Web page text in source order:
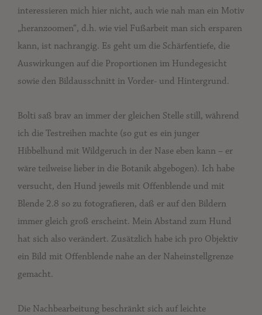
interessieren mich hier nicht, auch wie nah man ein Motiv
„heranzoomen“, d.h. wie viel Fußarbeit man sich ersparen
kann, ist nachrangig. Es geht um die Schärfentiefe, die
Auswirkungen auf die Proportionen im Hundegesicht
sowie den Bildausschnitt in Vorder- und Hintergrund.
Bolti saß brav an immer der gleichen Stelle still, während
ich die Testreihen machte (so gut es ein junger
Hibbelhund mit Wildgeruch in der Nase eben kann – er
wäre teilweise lieber in die Botanik abgebogen). Ich habe
versucht, den Hund jeweils mit Offenblende und mit
Blende 2.8 so zu fotografieren, daß er auf den Bildern
immer gleich groß erscheint. Mein Abstand zum Hund
hat sich also verändert. Zusätzlich habe ich pro Objektiv
ein Bild mit Offenblende nahe an der Naheinstellgrenze
gemacht.
Die Nachbearbeitung beschränkt sich auf leichte